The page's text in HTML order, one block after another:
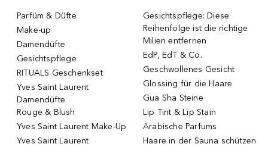
Parfüm & Düfte
Make-up
Damendüfte
Gesichtspflege
RITUALS Geschenkset
Yves Saint Laurent
Damendüfte
Rouge & Blush
Yves Saint Laurent Make-Up
Yves Saint Laurent
Gesichtspflege: Diese
Reihenfolge ist die richtige
Milien entfernen
EdP, EdT & Co.
Geschwollenes Gesicht
Glossing für die Haare
Gua Sha Steine
Lip Tint & Lip Stain
Arabische Parfums
Haare in der Sauna schützen